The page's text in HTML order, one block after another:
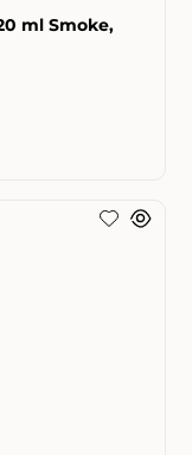
ml Smoke,